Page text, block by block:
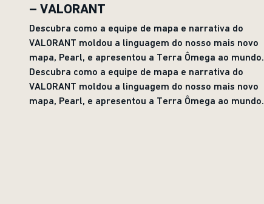
– VALORANT
Descubra como a equipe de mapa e narrativa do
VALORANT moldou a linguagem do nosso mais novo
mapa, Pearl, e apresentou a Terra Ômega ao mundo.
Descubra como a equipe de mapa e narrativa do
VALORANT moldou a linguagem do nosso mais novo
mapa, Pearl, e apresentou a Terra Ômega ao mundo.